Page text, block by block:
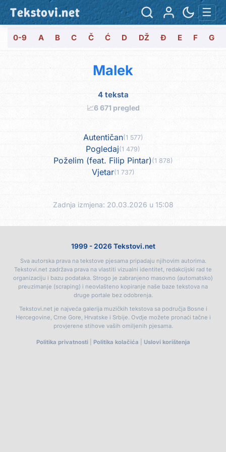
Tekstovi.net ☰
0-9 A B C Č Ć D DŽ Đ E F G
Malek
4 teksta
📈6 671 pregled
Autentičan(1 577)
Pogledaj(1 479)
Poželim (feat. Filip Pintar)(1 878)
Vjetar(1 737)
Zadnja izmjena: 20.03.2026 u 15:08
1999 - 2026 Tekstovi.net
Sva autorska prava na tekstove pjesama pripadaju njihovim autorima.
Tekstovi.net zadržava prava na vlastiti vizualni identitet, redakcijski rad te
organizaciju i bazu podataka. Strogo je zabranjeno masovno (automatsko)
preuzimanje (scraping) i neovlašteno kopiranje naše baze tekstova na
druge portale bez odobrenja.
Tekstovi.net je najveća galerija muzičkih tekstova sa područja Bosne i
Hercegovine, Crne Gore, Hrvatske i Srbije. Ovdje možete pronaći tačne i
provjerene stihove vaših omiljenih pjesama.
Politika privatnosti| Politika kolačića Uslovi korištenja